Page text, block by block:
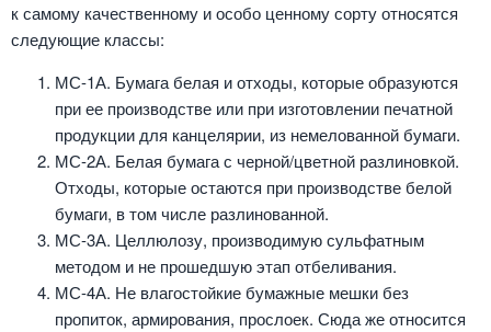
к самому качественному и особо ценному сорту относятся
следующие классы:
МС-1А. Бумага белая и отходы, которые образуются
при ее производстве или при изготовлении печатной
продукции для канцелярии, из немелованной бумаги.
МС-2А. Белая бумага с черной/цветной разлиновкой.
Отходы, которые остаются при производстве белой
бумаги, в том числе разлинованной.
МС-3А. Целлюлозу, производимую сульфатным
методом и не прошедшую этап отбеливания.
МС-4А. Не влагостойкие бумажные мешки без
пропиток, армирования, прослоек. Сюда же относится